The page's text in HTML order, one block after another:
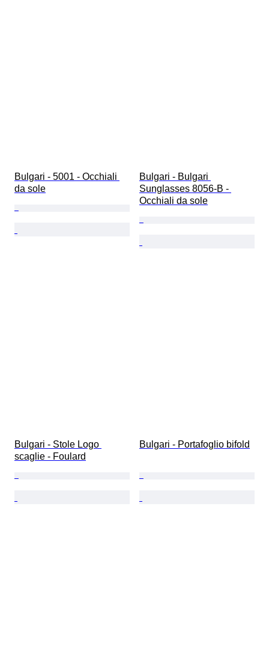
Bulgari - 5001 - Occhiali
da sole
Bulgari - Bulgari
Sunglasses 8056-B -
Occhiali da sole
Bulgari - Stole Logo
scaglie - Foulard
Bulgari - Portafoglio bifold